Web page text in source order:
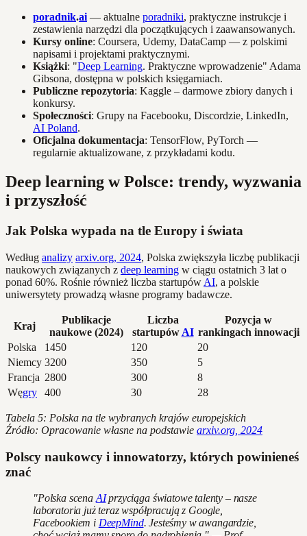
poradnik.ai — aktualne poradniki, praktyczne instrukcje i
zestawienia narzędzi dla początkujących i zaawansowanych.
Kursy online: Coursera, Udemy, DataCamp — z polskimi
napisami i projektami praktycznymi.
Książki: "Deep Learning. Praktyczne wprowadzenie" Adama
Gibsona, dostępna w polskich księgarniach.
Publiczne repozytoria: Kaggle – darmowe zbiory danych i
konkursy.
Społeczności: Grupy na Facebooku, Discordzie, LinkedIn,
AI Poland.
Oficjalna dokumentacja: TensorFlow, PyTorch —
regularnie aktualizowane, z przykładami kodu.
Deep learning w Polsce: trendy, wyzwania
i przyszłość
Jak Polska wypada na tle Europy i świata
Według analizy arxiv.org, 2024, Polska zwiększyła liczbę publikacji
naukowych związanych z deep learning w ciągu ostatnich 3 lat o
ponad 60%. Rośnie również liczba startupów AI, a polskie
uniwersytety prowadzą własne programy badawcze.
Kraj
Publikacje
naukowe (2024)
Liczba
startupów AI
Pozycja w
rankingach innowacji
Polska
1450 120
20
Niemcy 3200 350
5
Francja 2800 300
8
Węgry 400 30 28
Tabela 5: Polska na tle wybranych krajów europejskich
Źródło: Opracowanie własne na podstawie arxiv.org, 2024
Polscy naukowcy i innowatorzy, których powinieneś
znać
"Polska scena AIprzyciąga światowe talenty – nasze
laboratoria już teraz współpracują z Google,
Facebookiem i DeepMind. Jesteśmy w awangardzie,